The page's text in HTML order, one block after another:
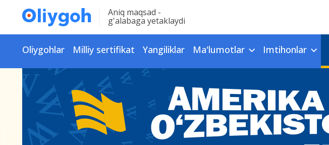
Aniq maqsad -
g'alabaga yetaklaydi
Oliygohlar Milliy sertifikat Yangiliklar Ma'lumotlar Imtihonlar